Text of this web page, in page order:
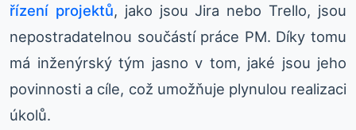
řízení projektů, jako jsou Jira nebo Trello, jsou
nepostradatelnou součástí práce PM. Díky tomu
má inženýrský tým jasno v tom, jaké jsou jeho
povinnosti a cíle, což umožňuje plynulou realizaci
úkolů.